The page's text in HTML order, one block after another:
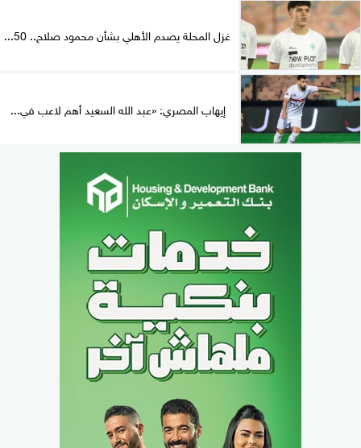
غزل المحلة يصدم الأهلي بشأن محمود صلاح.. 50...
إيهاب المصري: «عبد الله السعيد أهم لاعب في...